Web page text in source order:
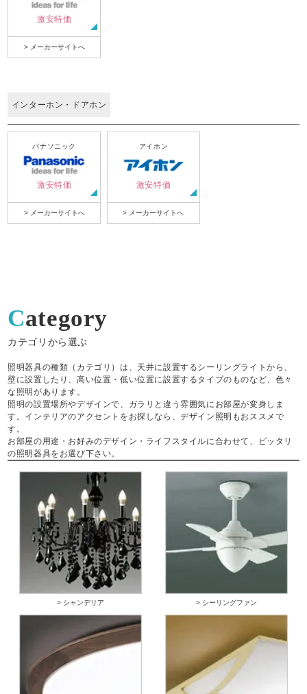
激安特価
> メーカーサイトへ
インターホン・ドアホン
パナソニック
激安特価
> メーカーサイトへ
アイホン
激安特価
> メーカーサイトへ
Category
カテゴリから選ぶ
照明器具の種類（カテゴリ）は、天井に設置するシーリングライトから、
壁に設置したり、高い位置・低い位置に設置するタイプのものなど、色々
な照明があります。
照明の設置場所やデザインで、ガラリと違う雰囲気にお部屋が変身しま
す。インテリアのアクセントをお探しなら、デザイン照明もおススメで
す。
お部屋の用途・お好みのデザイン・ライフスタイルに合わせて、ピッタリ
の照明器具をお選び下さい。
> シャンデリア > シーリングファン